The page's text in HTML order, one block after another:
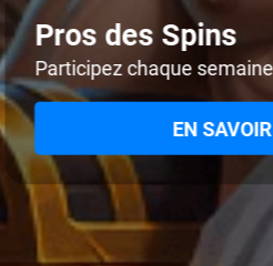
Pros des Spins
Participez chaque
EN